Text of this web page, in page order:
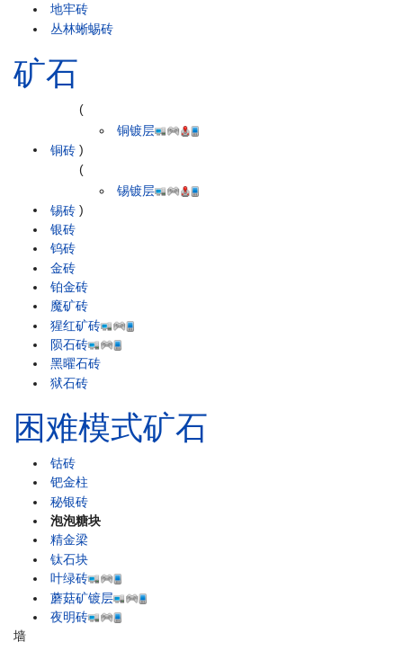
地牢砖
丛林蜥蜴砖
矿石
铜砖
(
铜镀层
)
锡砖
(
锡镀层
)
银砖
钨砖
金砖
铂金砖
魔矿砖
猩红矿砖
陨石砖
黑曜石砖
狱石砖
困难模式矿石
钴砖
钯金柱
秘银砖
泡泡糖块
精金梁
钛石块
叶绿砖
蘑菇矿镀层
夜明砖
墙